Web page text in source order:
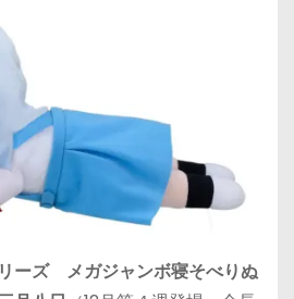
ーズ メガジャンボ寝そべりぬ